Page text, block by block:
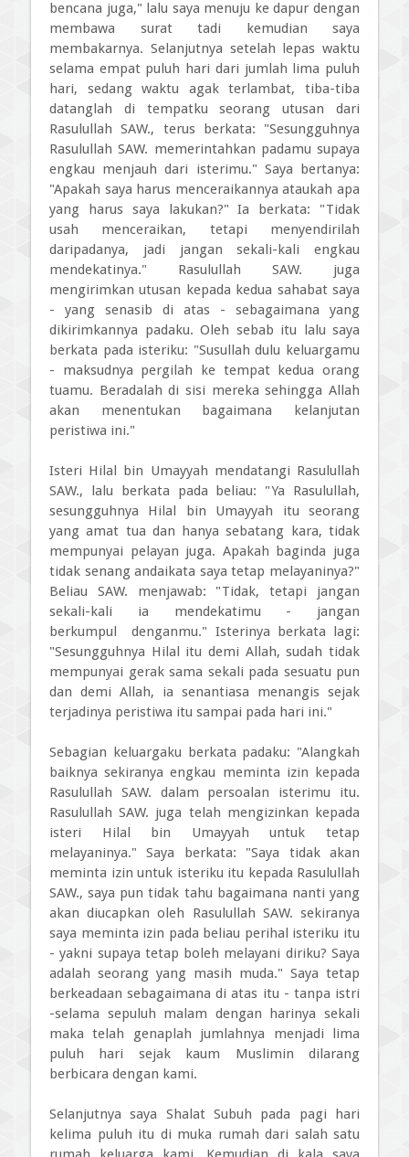
bencana juga," lalu saya menuju ke dapur dengan
membawa surat tadi kemudian saya
membakarnya. Selanjutnya setelah lepas waktu
selama empat puluh hari dari jumlah lima puluh
hari, sedang waktu agak terlambat, tiba-tiba
datanglah di tempatku seorang utusan dari
Rasulullah SAW., terus berkata: "Sesungguhnya
Rasulullah SAW. memerintahkan padamu supaya
engkau menjauh dari isterimu." Saya bertanya:
"Apakah saya harus menceraikannya ataukah apa
yang harus saya lakukan?" Ia berkata: "Tidak
usah menceraikan, tetapi menyendirilah
daripadanya, jadi jangan sekali-kali engkau
mendekatinya." Rasulullah SAW. juga
mengirimkan utusan kepada kedua sahabat saya
- yang senasib di atas - sebagaimana yang
dikirimkannya padaku. Oleh sebab itu lalu saya
berkata pada isteriku: "Susullah dulu keluargamu
- maksudnya pergilah ke tempat kedua orang
tuamu. Beradalah di sisi mereka sehingga Allah
akan menentukan bagaimana kelanjutan
peristiwa ini."
Isteri Hilal bin Umayyah mendatangi Rasulullah
SAW., lalu berkata pada beliau: "Ya Rasulullah,
sesungguhnya Hilal bin Umayyah itu seorang
yang amat tua dan hanya sebatang kara, tidak
mempunyai pelayan juga. Apakah baginda juga
tidak senang andaikata saya tetap melayaninya?"
Beliau SAW. menjawab: "Tidak, tetapi jangan
sekali-kali ia mendekatimu - jangan
berkumpul
denganmu." Isterinya berkata lagi:
"Sesungguhnya Hilal itu demi Allah, sudah tidak
mempunyai gerak sama sekali pada sesuatu pun
dan demi Allah, ia senantiasa menangis sejak
terjadinya peristiwa itu sampai pada hari ini."
Sebagian keluargaku berkata padaku: "Alangkah
baiknya sekiranya engkau meminta izin kepada
Rasulullah SAW. dalam persoalan isterimu itu.
Rasulullah SAW. juga telah mengizinkan kepada
isteri Hilal bin Umayyah untuk tetap
melayaninya." Saya berkata: "Saya tidak akan
meminta izin untuk isteriku itu kepada Rasulullah
SAW., saya pun tidak tahu bagaimana nanti yang
akan diucapkan oleh Rasulullah SAW. sekiranya
saya meminta izin pada beliau perihal isteriku itu
- yakni supaya tetap boleh melayani diriku? Saya
adalah seorang yang masih muda." Saya tetap
berkeadaan sebagaimana di atas itu - tanpa istri
-selama sepuluh malam dengan harinya sekali
maka telah genaplah jumlahnya menjadi lima
puluh hari sejak kaum Muslimin dilarang
berbicara dengan kami.
Selanjutnya saya Shalat Subuh pada pagi hari
kelima puluh itu di muka rumah dari salah satu